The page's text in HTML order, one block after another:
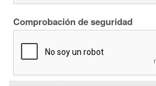
Comprobación de seguridad